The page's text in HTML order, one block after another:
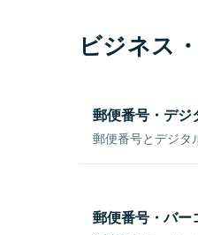
ビジネス
郵便番号・デジ
郵便番号とデジタ
郵便番号・バー